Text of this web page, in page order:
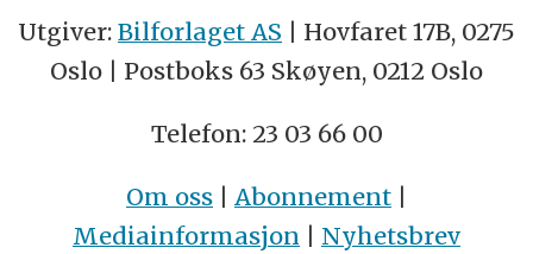
Utgiver: Bilforlaget AS | Hovfaret 17B, 0275
Oslo | Postboks 63 Skøyen, 0212 Oslo
Telefon: 23 03 66 00
Om oss | Abonnement |
Mediainformasjon | Nyhetsbrev